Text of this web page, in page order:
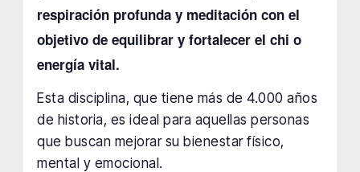
respiración profunda y meditación con el
objetivo de equilibrar y fortalecer el chi o
energía vital.
Esta disciplina, que tiene más de 4.000 años
de historia, es ideal para aquellas personas
que buscan mejorar su bienestar físico,
mental y emocional.